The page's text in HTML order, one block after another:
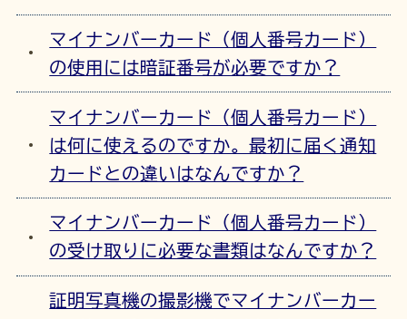
マイナンバーカード（個人番号カード）
の使用には暗証番号が必要ですか？
マイナンバーカード（個人番号カード）
は何に使えるのですか。最初に届く通知
カードとの違いはなんですか？
マイナンバーカード（個人番号カード）
の受け取りに必要な書類はなんですか？
証明写真機の撮影機でマイナンバーカー